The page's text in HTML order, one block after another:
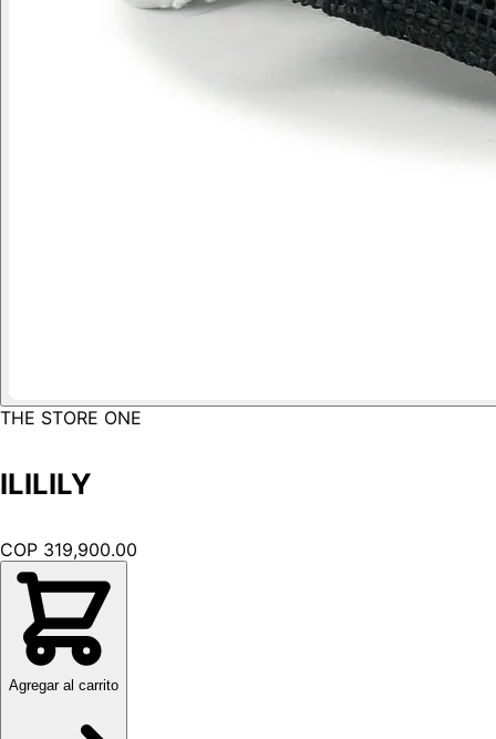
THE STORE ONE
ILILILY
COP 319,900.00
Agregar al carrito